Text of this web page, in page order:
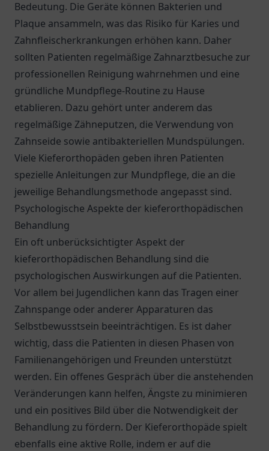
Bedeutung. Die Geräte können Bakterien und
Plaque ansammeln, was das Risiko für Karies und
Zahnfleischerkrankungen erhöhen kann. Daher
sollten Patienten regelmäßige Zahnarztbesuche zur
professionellen Reinigung wahrnehmen und eine
gründliche Mundpflege-Routine zu Hause
etablieren. Dazu gehört unter anderem das
regelmäßige Zähneputzen, die Verwendung von
Zahnseide sowie antibakteriellen Mundspülungen.
Viele Kieferorthopäden geben ihren Patienten
spezielle Anleitungen zur Mundpflege, die an die
jeweilige Behandlungsmethode angepasst sind.
Psychologische Aspekte der kieferorthopädischen
Behandlung
Ein oft unberücksichtigter Aspekt der
kieferorthopädischen Behandlung sind die
psychologischen Auswirkungen auf die Patienten.
Vor allem bei Jugendlichen kann das Tragen einer
Zahnspange oder anderer Apparaturen das
Selbstbewusstsein beeinträchtigen. Es ist daher
wichtig, dass die Patienten in diesen Phasen von
Familienangehörigen und Freunden unterstützt
werden. Ein offenes Gespräch über die anstehenden
Veränderungen kann helfen, Ängste zu minimieren
und ein positives Bild über die Notwendigkeit der
Behandlung zu fördern. Der Kieferorthopäde spielt
ebenfalls eine aktive Rolle, indem er auf die